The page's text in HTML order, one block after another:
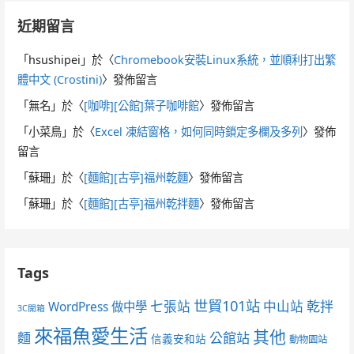
近期留言
「hsushipei 」於〈Chromebook安裝Linux系統，並順利打出繁
體中文 (Crostini)〉發佈留言
「無名 」於〈[咖啡][公館]葉子咖啡館〉發佈留言
「小菜鳥 」於〈Excel 凍結窗格，如何同時鎖定多欄及多列〉發佈
留言
「蘇珊 」於〈[麵館][古亭]福州乾麵〉發佈留言
「蘇珊 」於〈[麵館][古亭]福州乾拌麵〉發佈留言
Tags
3C開箱 WordPress 做中學 七張站 世貿101站 中山站 乾拌
麵 來福魚愛生活 信義安和站 公館站 其他 動物園站